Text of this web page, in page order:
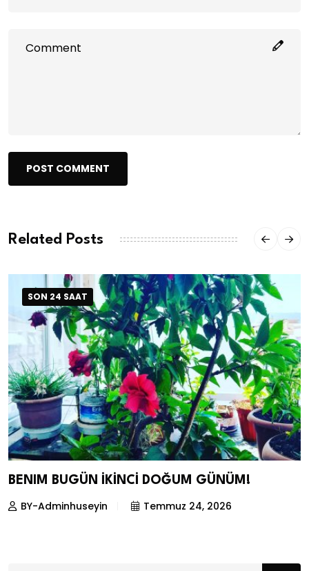
POST COMMENT
Related Posts
SON 24 SAAT
BENIM BUGÜN İKİNCİ DOĞUM GÜNÜM!
BY-Adminhuseyin Temmuz 24, 2026